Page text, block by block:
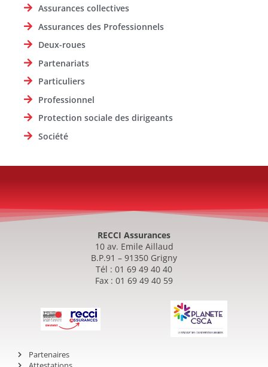
Assurances collectives
Assurances des Professionnels
Deux-roues
Partenariats
Particuliers
Professionnel
Protection sociale des dirigeants
Société
RECCI Assurances
10 av. Emile Aillaud
B.P.91 – 91350 Grigny
Tél : 01 69 49 40 40
Fax : 01 69 49 40 59
Partenaires